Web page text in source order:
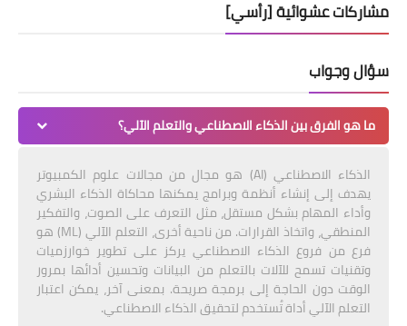
مشاركات عشوائية [رأسي]
سؤال وجواب
ما هو الفرق بين الذكاء الاصطناعي والتعلم الآلي؟
الذكاء الاصطناعي (AI) هو مجال من مجالات علوم الكمبيوتر
يهدف إلى إنشاء أنظمة وبرامج يمكنها محاكاة الذكاء البشري
وأداء المهام بشكل مستقل، مثل التعرف على الصوت، والتفكير
المنطقي، واتخاذ القرارات. من ناحية أخرى، التعلم الآلي (ML) هو
فرع من فروع الذكاء الاصطناعي يركز على تطوير خوارزميات
وتقنيات تسمح للآلات بالتعلم من البيانات وتحسين أدائها بمرور
الوقت دون الحاجة إلى برمجة صريحة. بمعنى آخر، يمكن اعتبار
التعلم الآلي أداة تُستخدم لتحقيق الذكاء الاصطناعي.